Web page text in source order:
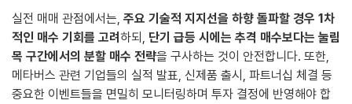
실전 매매 관점에서는, 주요 기술적 지지선을 하향 돌파할 경우 1차
적인 매수 기회를 고려 하되, 단기 급등 시에는 추격 매수보다는 눌림
목 구간에서의 분할 매수 전략을 구사하는 것이 안전합니다. 또한,
메타버스 관련 기업들의 실적 발표, 신제품 출시, 파트너십 체결 등
중요한 이벤트들을 면밀히 모니터링하며 투자 결정에 반영해야 합